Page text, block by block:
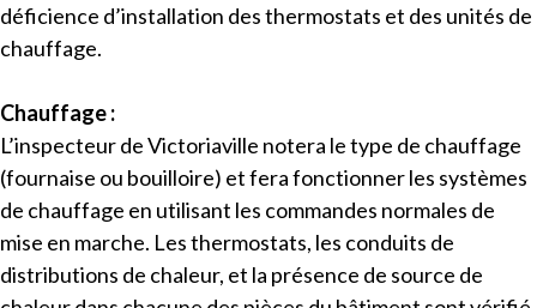
déficience d’installation des thermostats et des unités de
chauffage.
Chauffage :
L’inspecteur de Victoriaville notera le type de chauffage
(fournaise ou bouilloire) et fera fonctionner les systèmes
de chauffage en utilisant les commandes normales de
mise en marche. Les thermostats, les conduits de
distributions de chaleur, et la présence de source de